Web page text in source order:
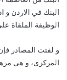
البنك في الاردن و
الوظيفة الملقاة
المركزي، و هي